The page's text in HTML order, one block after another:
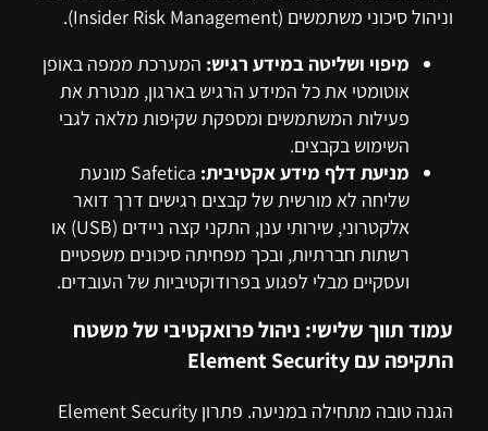
וניהול סיכוני משתמשים (Insider Risk Management).
מיפוי ושליטה במידע רגיש: המערכת ממפה באופן
אוטומטי את כל המידע הרגיש בארגון, מנטרת את
פעילות המשתמשים ומספקת שקיפות מלאה לגבי
השימוש בקבצים.
מניעת דלף מידע אקטיבית:
Safetica מונעת
שליחה לא מורשית של קבצים רגישים דרך דואר
אלקטרוני, שירותי ענן, התקני קצה ניידים (USB) או
רשתות חברתיות, ובכך מפחיתה סיכונים משפטיים
ועסקיים מבלי לפגוע בפרודוקטיביות של העובדים.
עמוד תווך שלישי: ניהול פרואקטיבי של משטח
התקיפה עם Element Security
הגנה טובה מתחילה במניעה. פתרון Element Security